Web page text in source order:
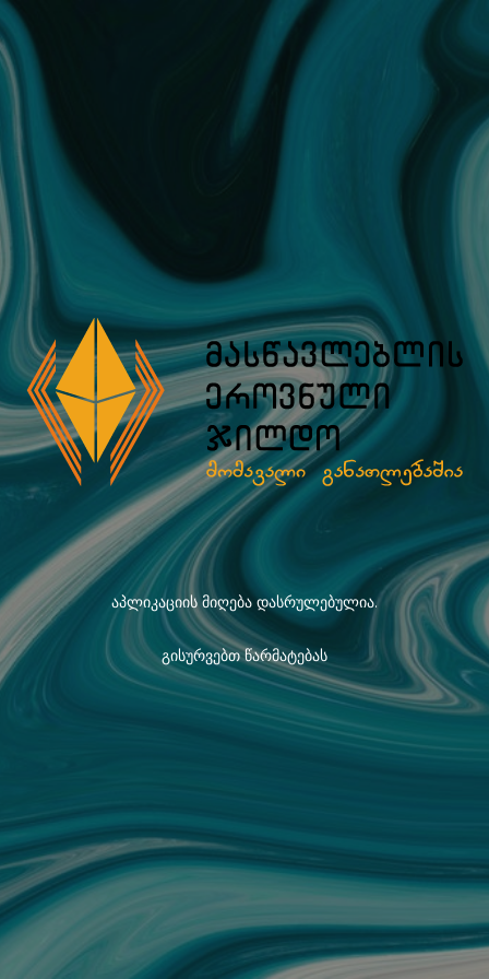
აპლიკაციის მიღება დასრულებულია.
გისურვებთ წარმატებას